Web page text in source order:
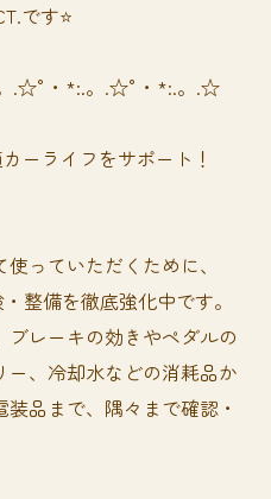
です⭐️
.☆°・*:.。.☆°・*:.。.☆
ーライフをサポート！
っていただくために、
整備を徹底強化中です。
レーキの効きやペダルの
、冷却水などの消耗品か
品まで、隅々まで確認・